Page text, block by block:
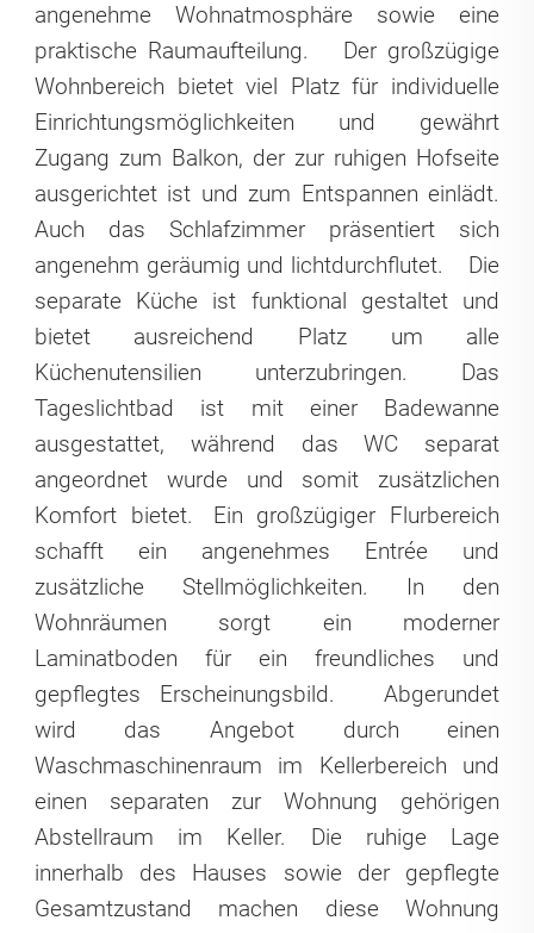
angenehme Wohnatmosphäre sowie eine
praktische Raumaufteilung.
Der großzügige
Wohnbereich bietet viel Platz für individuelle
Einrichtungsmöglichkeiten und gewährt
Zugang zum Balkon, der zur ruhigen Hofseite
ausgerichtet ist und zum Entspannen einlädt.
Auch das Schlafzimmer präsentiert sich
angenehm geräumig und lichtdurchflutet.
Die
separate Küche ist funktional gestaltet und
bietet ausreichend Platz um alle
Küchenutensilien unterzubringen. Das
Tageslichtbad ist mit einer Badewanne
ausgestattet, während das WC separat
angeordnet wurde und somit zusätzlichen
Komfort bietet.
Ein großzügiger Flurbereich
schafft ein angenehmes Entrée und
zusätzliche Stellmöglichkeiten. In den
Wohnräumen sorgt ein moderner
Laminatboden für ein freundliches und
gepflegtes Erscheinungsbild.
Abgerundet
wird das Angebot durch einen
Waschmaschinenraum im Kellerbereich und
einen separaten zur Wohnung gehörigen
Abstellraum im Keller. Die ruhige Lage
innerhalb des Hauses sowie der gepflegte
Gesamtzustand machen diese Wohnung